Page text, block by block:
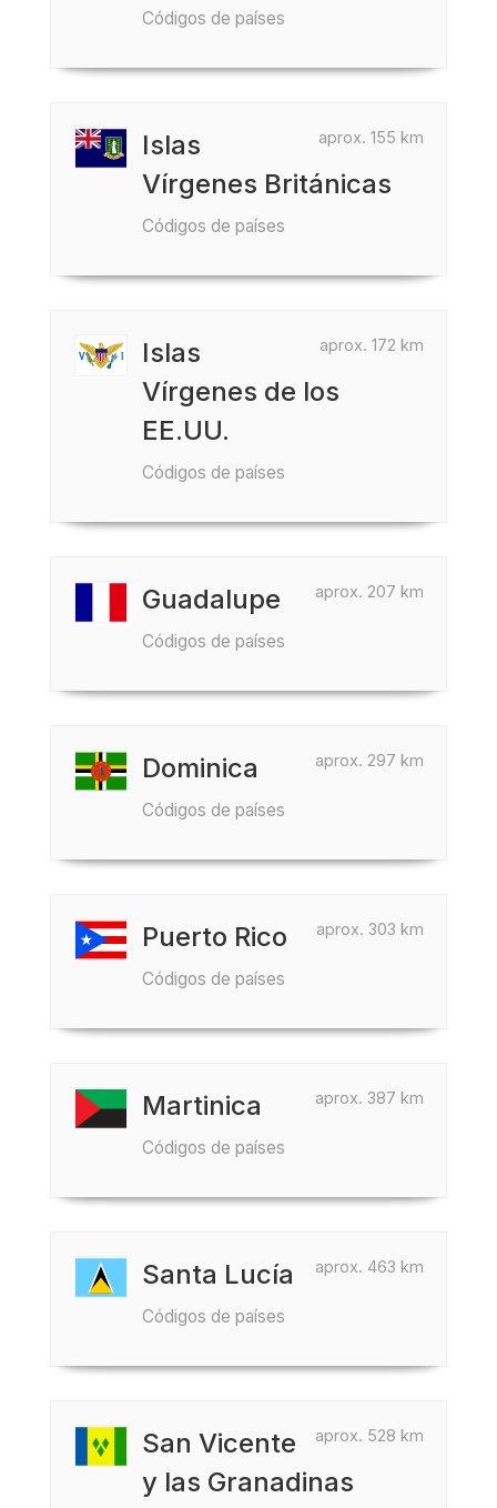
Códigos de países
aprox. 155 km
Islas
Vírgenes Británicas
Códigos de países
aprox. 172 km
Islas
Vírgenes de los
EE.UU.
Códigos de países
aprox. 207 km
Guadalupe
Códigos de países
aprox. 297 km
Dominica
Códigos de países
aprox. 303 km
Puerto Rico
Códigos de países
aprox. 387 km
Martinica
Códigos de países
aprox. 463 km
Santa Lucía
Códigos de países
aprox. 528 km
San Vicente
y las Granadinas